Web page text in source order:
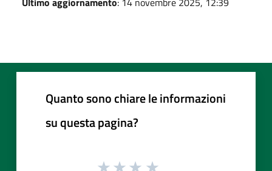
Quanto sono chiare le informazioni
su questa pagina?